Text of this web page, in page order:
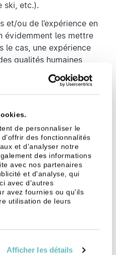
de personnaliser le
des fonctionnalités
et d'analyser notre
des informations
avec nos partenaires
et d'analyse, qui
avec d'autres
avez fournies ou qu'ils
utilisation de leurs
Afficher les détails
ski, etc.).
et/ou de l’expérience en
évidemment les mettre
le cas, une expérience
qualités humaines
se en Suisse ? C’est le
ce manque de
restauration, les gérants
conditions de
grilles salariales plus
recrutement avec
le moment de vous